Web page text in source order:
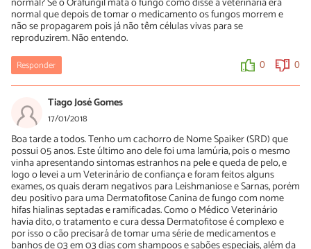
normal que depois de tomar o medicamento os fungos morrem e
não se propagarem pois já não têm células vivas para se
reproduzirem. Não entendo.
Responder 0 0
Tiago José Gomes
17/01/2018
Boa tarde a todos. Tenho um cachorro de Nome Spaiker (SRD) que
possui 05 anos. Este último ano dele foi uma lamúria, pois o mesmo
vinha apresentando sintomas estranhos na pele e queda de pelo, e
logo o levei a um Veterinário de confiança e foram feitos alguns
exames, os quais deram negativos para Leishmaniose e Sarnas, porém
deu positivo para uma Dermatofitose Canina de fungo com nome
hifas hialinas septadas e ramificadas. Como o Médico Veterinário
havia dito, o tratamento e cura dessa Dermatofitose é complexo e
por isso o cão precisará de tomar uma série de medicamentos e